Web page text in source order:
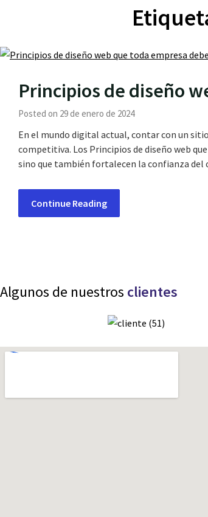
Principios de diseño
Posted on 29 de enero de 2024
En el mundo digital actual, contar con un
competitiva. Los Principios de diseño web
sino que también fortalecen la confianza
Continue Reading
Algunos de nuestros clientes